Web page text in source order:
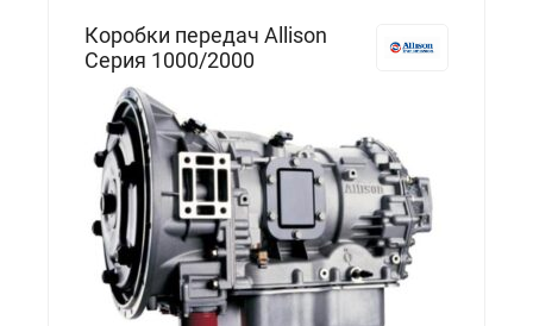
Коробки передач Allison
Серия 1000/2000